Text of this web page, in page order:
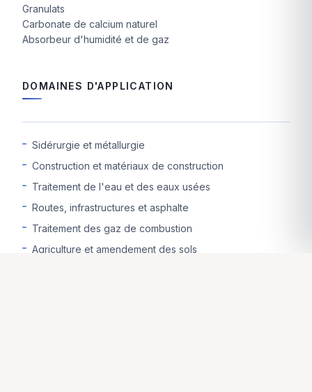
Granulats
Carbonate de calcium naturel
Absorbeur d'humidité et de gaz
DOMAINES D'APPLICATION
Sidérurgie et métallurgie
Construction et matériaux de construction
Traitement de l'eau et des eaux usées
Routes, infrastructures et asphalte
Traitement des gaz de combustion
Agriculture et amendement des sols